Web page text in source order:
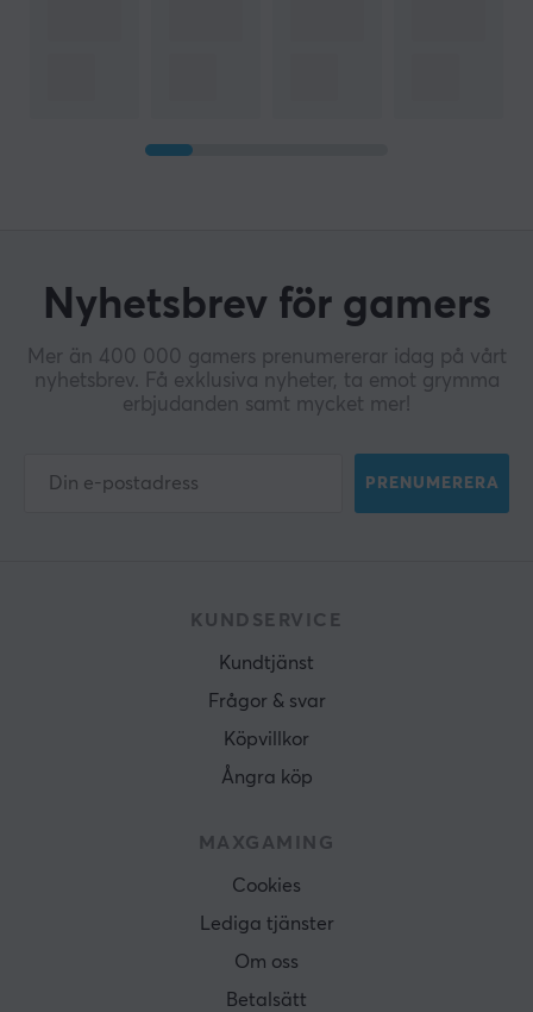
Nyhetsbrev för gamers
Mer än 400 000 gamers prenumererar idag på vårt
nyhetsbrev. Få exklusiva nyheter, ta emot grymma
erbjudanden samt mycket mer!
PRENUMERERA
KUNDSERVICE
Kundtjänst
Frågor & svar
Köpvillkor
Ångra köp
MAXGAMING
Cookies
Lediga tjänster
Om oss
Betalsätt